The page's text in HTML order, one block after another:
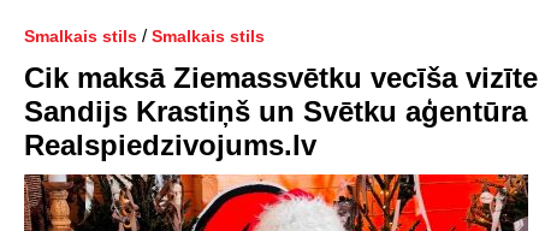
Smalkais stils / Smalkais stils
Cik maksā Ziemassvētku vecīša
Sandijs Krastiņš un Svētku aģentūra
Realspiedzivojums.lv